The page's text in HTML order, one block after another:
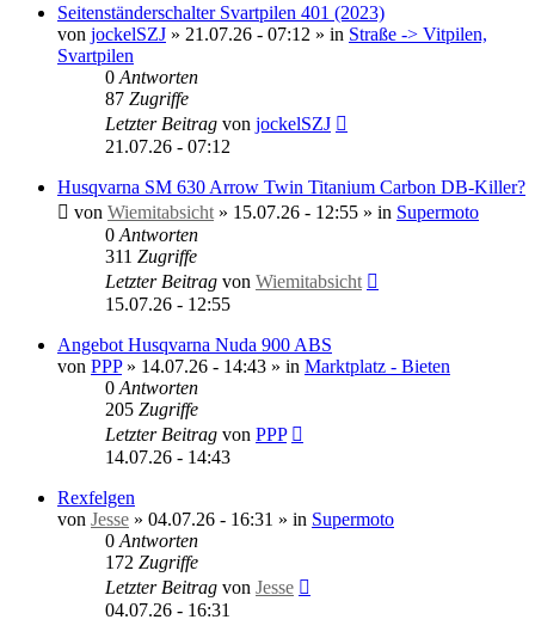
Seitenständerschalter Svartpilen 401 (2023)
von jockelSZJ » 21.07.26 - 07:12 » in Straße -> Vitpilen,
Svartpilen
0 Antworten
87 Zugriffe
Letzter Beitrag von jockelSZJ
21.07.26 - 07:12
Husqvarna SM 630 Arrow Twin Titanium Carbon DB-Killer?
von Wiemitabsicht » 15.07.26 - 12:55 » in Supermoto
0 Antworten
311 Zugriffe
Letzter Beitrag von Wiemitabsicht
15.07.26 - 12:55
Angebot Husqvarna Nuda 900 ABS
von PPP» 14.07.26 - 14:43 » in Marktplatz - Bieten
0 Antworten
205 Zugriffe
Letzter Beitrag von PPP
14.07.26 - 14:43
Rexfelgen
von Jesse » 04.07.26 - 16:31 » in Supermoto
0 Antworten
172 Zugriffe
Letzter Beitrag von Jesse
04.07.26 - 16:31